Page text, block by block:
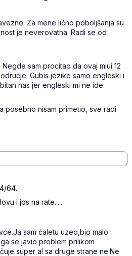
Za mene lično poboljšanja su
je neverovatna. Radi se od
sam procitao da ovaj miui 12
Gubis jezike samo engleski i
nas jer engleski mi ne ide.
posebno nisam primetio, sve radi
64.
i jos na rate.....
sam ćaletu uzeo,bio malo
se javio problem prilikom
super al sa druge strane ne.Ne